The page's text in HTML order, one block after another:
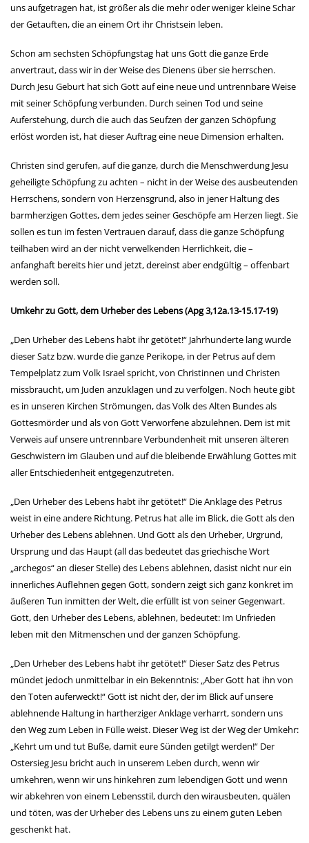
uns aufgetragen hat, ist größer als die mehr oder weniger kleine Schar
der Getauften, die an einem Ort ihr Christsein leben.
Schon am sechsten Schöpfungstag hat uns Gott die ganze Erde
anvertraut, dass wir in der Weise des Dienens über sie herrschen.
Durch Jesu Geburt hat sich Gott auf eine neue und untrennbare Weise
mit seiner Schöpfung verbunden. Durch seinen Tod und seine
Auferstehung, durch die auch das Seufzen der ganzen Schöpfung
erlöst worden ist, hat dieser Auftrag eine neue Dimension erhalten.
Christen sind gerufen, auf die ganze, durch die Menschwerdung Jesu
geheiligte Schöpfung zu achten – nicht in der Weise des ausbeutenden
Herrschens, sondern von Herzensgrund, also in jener Haltung des
barmherzigen Gottes, dem jedes seiner Geschöpfe am Herzen liegt. Sie
sollen es tun im festen Vertrauen darauf, dass die ganze Schöpfung
teilhaben wird an der nicht verwelkenden Herrlichkeit, die –
anfanghaft bereits hier und jetzt, dereinst aber endgültig – offenbart
werden soll.
Umkehr zu Gott, dem Urheber des Lebens (Apg 3,12a.13-15.17-19)
„Den Urheber des Lebens habt ihr getötet!“ Jahrhunderte lang wurde
dieser Satz bzw. wurde die ganze Perikope, in der Petrus auf dem
Tempelplatz zum Volk Israel spricht, von Christinnen und Christen
missbraucht, um Juden anzuklagen und zu verfolgen. Noch heute gibt
es in unseren Kirchen Strömungen, das Volk des Alten Bundes als
Gottesmörder und als von Gott Verworfene abzulehnen. Dem ist mit
Verweis auf unsere untrennbare Verbundenheit mit unseren älteren
Geschwistern im Glauben und auf die bleibende Erwählung Gottes mit
aller Entschiedenheit entgegenzutreten.
„Den Urheber des Lebens habt ihr getötet!“ Die Anklage des Petrus
weist in eine andere Richtung. Petrus hat alle im Blick, die Gott als den
Urheber des Lebens ablehnen. Und Gott als den Urheber, Urgrund,
Ursprung und das Haupt (all das bedeutet das griechische Wort
„archegos“ an dieser Stelle) des Lebens ablehnen, dasist nicht nur ein
innerliches Auflehnen gegen Gott, sondern zeigt sich ganz konkret im
äußeren Tun inmitten der Welt, die erfüllt ist von seiner Gegenwart.
Gott, den Urheber des Lebens, ablehnen, bedeutet: Im Unfrieden
leben mit den Mitmenschen und der ganzen Schöpfung.
„Den Urheber des Lebens habt ihr getötet!“ Dieser Satz des Petrus
mündet jedoch unmittelbar in ein Bekenntnis: „Aber Gott hat ihn von
den Toten auferweckt!“ Gott ist nicht der, der im Blick auf unsere
ablehnende Haltung in hartherziger Anklage verharrt, sondern uns
den Weg zum Leben in Fülle weist. Dieser Weg ist der Weg der Umkehr:
„Kehrt um und tut Buße, damit eure Sünden getilgt werden!“ Der
Ostersieg Jesu bricht auch in unserem Leben durch, wenn wir
umkehren, wenn wir uns hinkehren zum lebendigen Gott und wenn
wir abkehren von einem Lebensstil, durch den wirausbeuten, quälen
und töten, was der Urheber des Lebens uns zu einem guten Leben
geschenkt hat.